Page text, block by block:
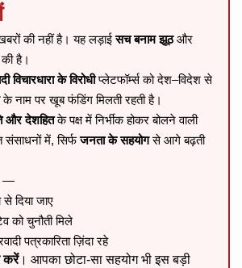
की नहीं है। यह लड़ाईसच बनाम झूठऔर
है।
विचारधारा के विरोधीप्लेटफॉर्म्स को देश–विदेश से
के नाम पर खूब फंडिंग मिलती रहती है।
और देशहितके पक्ष में निर्भीक होकर बोलने वाली
में, सिर्फजनता के सहयोगसे आगे बढ़ती
—
दिया जाए
को चुनौती मिले
पत्रकारिता ज़िंदा रहे
करें। आपका छोटा-सा सहयोग भी इस बड़ी